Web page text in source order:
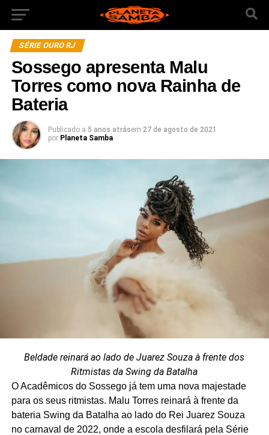
SÉRIE OURO RJ
Sossego apresenta Malu
Torres como nova Rainha de
Bateria
Publicado a 5 anos atrásem 27 de agosto de 2021
por Planeta Samba
Beldade reinará ao lado de Juarez Souza à frente dos
Ritmistas da Swing da Batalha
O Acadêmicos do Sossego já tem uma nova majestade
para os seus ritmistas. Malu Torres reinará à frente da
bateria Swing da Batalha ao lado do Rei Juarez Souza
no carnaval de 2022, onde a escola desfilará pela Série